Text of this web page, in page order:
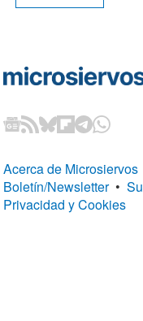
Acerca de Microsiervos
Boletín/Newsletter •
Privacidad y Cookies